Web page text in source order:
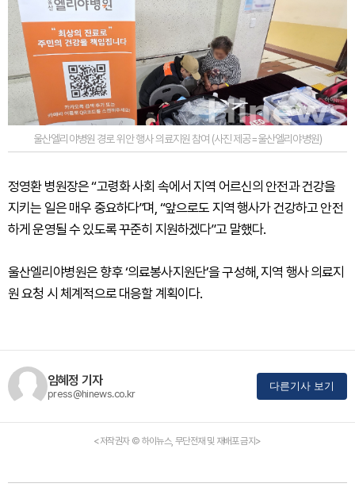
울산엘리야병원 경로 위안 행사 의료지원 참여 (사진 제공=울산엘리야병원)
정영환 병원장은 “고령화 사회 속에서 지역 어르신의 안전과 건강을
지키는 일은 매우 중요하다”며, “앞으로도 지역 행사가 건강하고 안전
하게 운영될 수 있도록 꾸준히 지원하겠다”고 말했다.
울산엘리야병원은 향후 ‘의료봉사지원단’을 구성해, 지역 행사 의료지
원 요청 시 체계적으로 대응할 계획이다.
임혜정 기자
press@hinews.co.kr
다른기사 보기
<저작권자 © 하이뉴스, 무단전재 및 재배포 금지>